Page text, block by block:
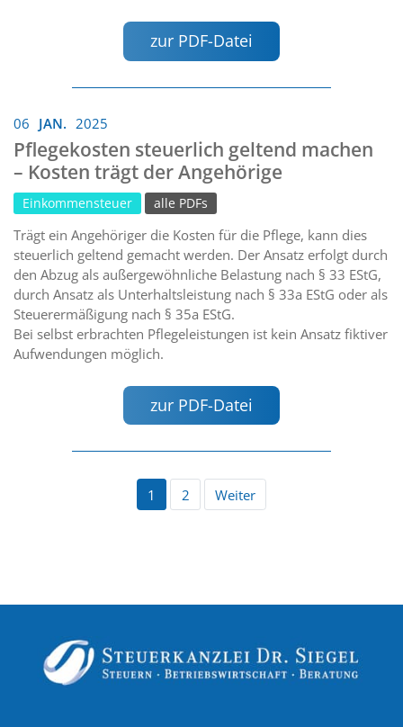
zur PDF-Datei
06 JAN. 2025
Pflegekosten steuerlich geltend machen
– Kosten trägt der Angehörige
Einkommensteuer alle PDFs
Trägt ein Angehöriger die Kosten für die Pflege, kann dies
steuerlich geltend gemacht werden. Der Ansatz erfolgt durch
den Abzug als außergewöhnliche Belastung nach § 33 EStG,
durch Ansatz als Unterhaltsleistung nach § 33a EStG oder als
Steuerermäßigung nach § 35a EStG.
Bei selbst erbrachten Pflegeleistungen ist kein Ansatz fiktiver
Aufwendungen möglich.
zur PDF-Datei
1 2 Weiter